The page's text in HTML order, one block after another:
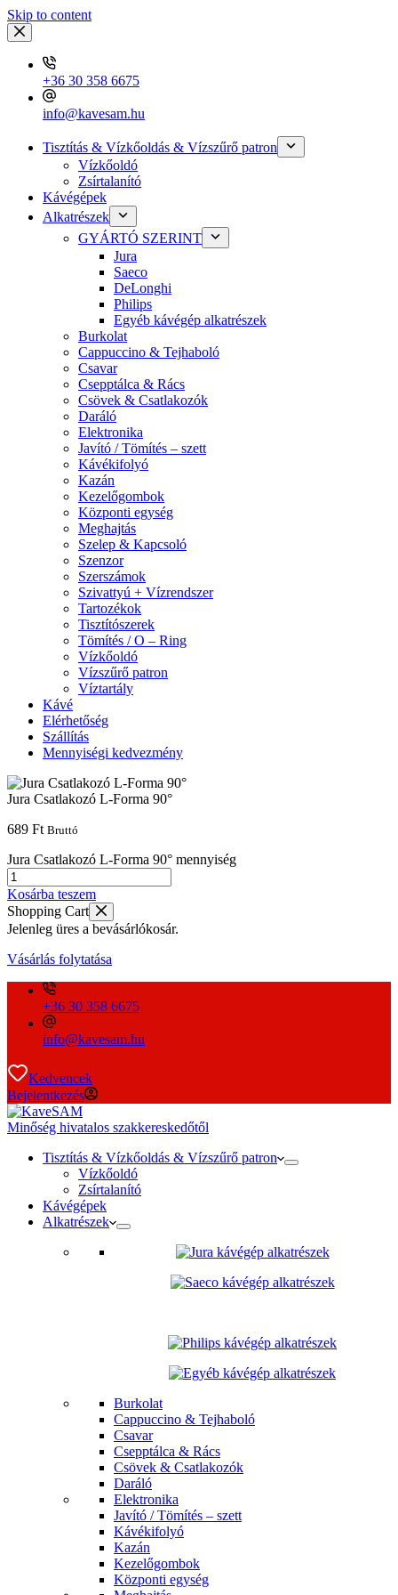
Skip to content
+36 30 358 6675
info@kavesam.hu
Tisztítás & Vízkőoldás & Vízszűrő patron
Vízkőoldó
Zsírtalanító
Kávégépek
Alkatrészek
GYÁRTÓ SZERINT
Jura
Saeco
DeLonghi
Philips
Egyéb kávégép alkatrészek
Burkolat
Cappuccino & Tejhaboló
Csavar
Csepptálca & Rács
Csövek & Csatlakozók
Daráló
Elektronika
Javító / Tömítés – szett
Kávékifolyó
Kazán
Kezelőgombok
Központi egység
Meghajtás
Szelep & Kapcsoló
Szenzor
Szerszámok
Szivattyú + Vízrendszer
Tartozékok
Tisztítószerek
Tömítés / O – Ring
Vízkőoldó
Vízszűrő patron
Víztartály
Kávé
Elérhetőség
Szállítás
Mennyiségi kedvezmény
Jura Csatlakozó L-Forma 90°
689 Ft Bruttó
Jura Csatlakozó L-Forma 90° mennyiség
Kosárba teszem
Shopping Cart
Jelenleg üres a bevásárlókosár.
Vásárlás folytatása
+36 30 358 6675
info@kavesam.hu
Kedvencek
Bejelentkezés
Minőség hivatalos szakkereskedőtől
Tisztítás & Vízkőoldás & Vízszűrő patron
Vízkőoldó
Zsírtalanító
Kávégépek
Alkatrészek
Burkolat
Cappuccino & Tejhaboló
Csavar
Csepptálca & Rács
Csövek & Csatlakozók
Daráló
Elektronika
Javító / Tömítés – szett
Kávékifolyó
Kazán
Kezelőgombok
Központi egység